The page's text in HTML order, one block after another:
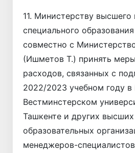
11. Министерству высшего
специального
совместно с
(Ишметов Т.) принять
расходов, связанных с
2022/2023 учебном году
Вестминстерском
Ташкенте и других высших
образовательных
менеджеров-